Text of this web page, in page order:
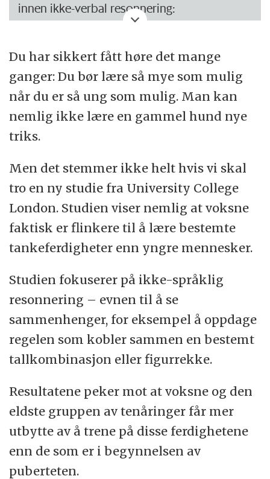
innen ikke-verbal resonnering:
Face perception:for eksempel gjenkjenning
av forskjeller i ansikter
gjenkjenne små grupper av prikker fra store
grupper av prikker
Relational reasoning:
For eksempel å finne
abstrakte sammenhenger mellom en gruppe
objekter eller figurer
Det skjedde ikke store forbedringene i «
perception
», mens de voksne og eldre
tenåringene forbedret seg litt innen
«numerosity discrimination
». Det skjedde til
gjengjeld en generell forbedring innen
relational reasoning», selv om det igjen var
Du har sikkert fått høre det mange
ganger: Du bør lære så mye som mulig
når du er så ung som mulig. Man kan
nemlig ikke lære en gammel hund nye
triks.
Men det stemmer ikke helt hvis vi skal
tro en ny studie fra University College
London. Studien viser nemlig at voksne
faktisk er flinkere til å lære bestemte
tankeferdigheter enn yngre mennesker.
Studien fokuserer på ikke-språklig
resonnering – evnen til å se
sammenhenger, for eksempel å oppdage
regelen som kobler sammen en bestemt
tallkombinasjon eller figurrekke.
Resultatene peker mot at voksne og den
eldste gruppen av tenåringer får mer
utbytte av å trene på disse ferdighetene
enn de som er i begynnelsen av
puberteten.